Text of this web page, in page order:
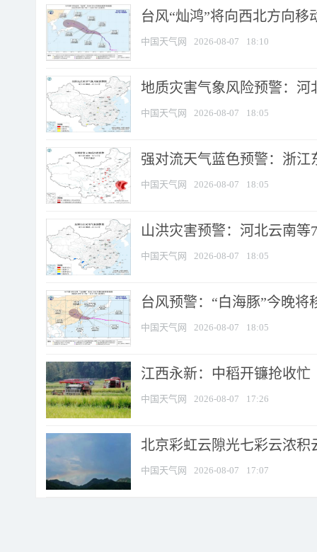
台风“灿鸿”将向西北方向移
中国天气网 2026-08-07 18:10
地质灾害气象风险预警：河
中国天气网 2026-08-07 18:05
强对流天气蓝色预警：浙江
中国天气网 2026-08-07 18:05
山洪灾害预警：河北云南
中国天气网 2026-08-07 18:05
台风预警：“白海豚”今晚将
中国天气网 2026-08-07 18:05
江西永新：中稻开镰抢收忙
中国天气网 2026-08-07 17:26
北京彩虹云隙光七彩云浓积
中国天气网 2026-08-07 17:07